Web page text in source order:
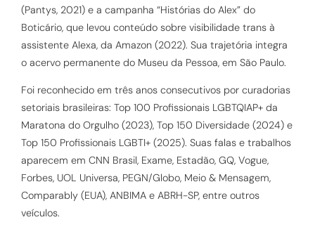
(Pantys, 2021) e a campanha “Histórias do Alex” do
Boticário, que levou conteúdo sobre visibilidade trans à
assistente Alexa, da Amazon (2022). Sua trajetória integra
o acervo permanente do Museu da Pessoa, em São Paulo.
Foi reconhecido em três anos consecutivos por curadorias
setoriais brasileiras: Top 100 Profissionais LGBTQIAP+ da
Maratona do Orgulho (2023), Top 150 Diversidade (2024) e
Top 150 Profissionais LGBTI+ (2025). Suas falas e trabalhos
aparecem em CNN Brasil, Exame, Estadão, GQ, Vogue,
Forbes, UOL Universa, PEGN/Globo, Meio & Mensagem,
Comparably (EUA), ANBIMA e ABRH-SP, entre outros
veículos.